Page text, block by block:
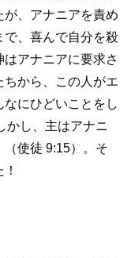
、アナニアを責め
で、喜んで自分を殺
アナニアに要求さ
から、この人がエ
にひどいことをし
かし、主はアナニ
使徒 9:15）。そ